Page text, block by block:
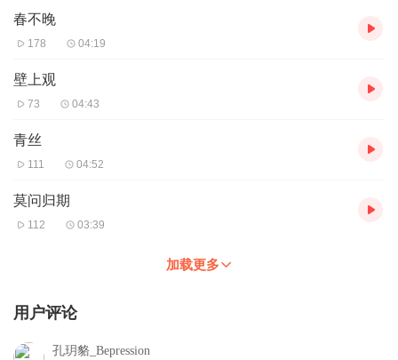
春不晚
178 04:19
壁上观
73 04:43
青丝
111 04:52
莫问归期
112 03:39
加载更多
用户评论
孔玥貉_Bepression